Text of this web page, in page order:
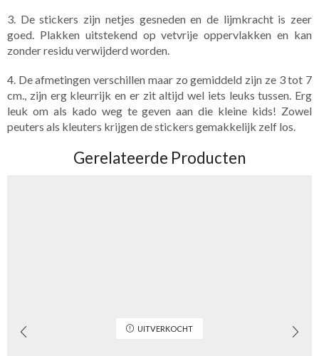
3. De stickers zijn netjes gesneden en de lijmkracht is zeer
goed. Plakken uitstekend op vetvrije oppervlakken en kan
zonder residu verwijderd worden.
4. De afmetingen verschillen maar zo gemiddeld zijn ze 3 tot 7
cm., zijn erg kleurrijk en er zit altijd wel iets leuks tussen. Erg
leuk om als kado weg te geven aan die kleine kids! Zowel
peuters als kleuters krijgen de stickers gemakkelijk zelf los.
Gerelateerde Producten
UITVERKOCHT